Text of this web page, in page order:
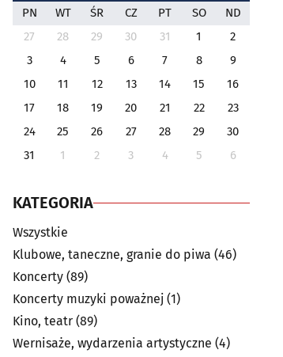
PN WT ŚR CZ PT SO
ND
27
28 29 30 31 1
2
3
4 5 6 7 8
9
10
11 12 13 14 15
16
17
18 19 20 21 22
23
24
25 26 27 28 29
30
31
1 2 3 4 5 6
KATEGORIA
Wszystkie
Klubowe, taneczne, granie do piwa (46)
Koncerty (89)
Koncerty muzyki poważnej (1)
Kino, teatr (89)
Wernisaże, wydarzenia artystyczne (4)